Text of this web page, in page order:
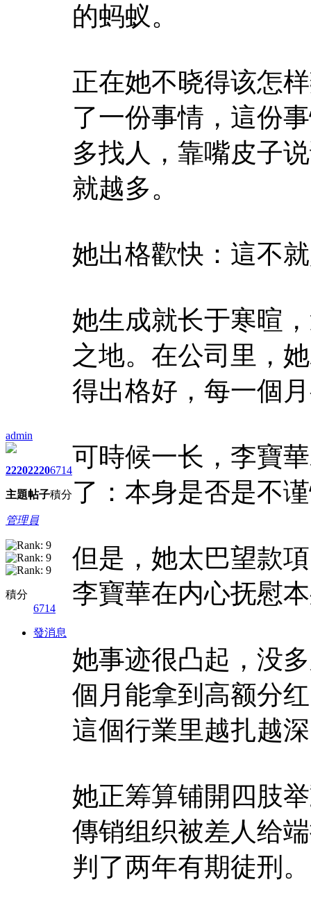
admin
2220
主題
2220
帖子
6714
積分
管理員
積分
6714
發消息
的蚂蚁。
正在她不晓得该怎
了一份事情，這份
多找人，靠嘴皮子
就越多。
她出格歡快：這不
她生成就长于寒暄
之地。在公司里，
得出格好，每一個
可時候一长，李寶
了：本身是否是不
但是，她太巴望款
李寶華在内心抚慰
她事迹很凸起，没
個月能拿到高额分
這個行業里越扎越
她正筹算铺開四肢
傳销组织被差人给
判了两年有期徒刑。